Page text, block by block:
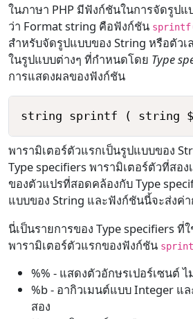
ในภาษา PHP มีฟังก์ชันในการจัดรูปแ
ว่า Format string คือฟังก์ชัน
สำหรับจัดรูปแบบของ String หรือตัวเ
ในรูปแบบต่างๆ ที่กำหนดโดย Type
การแสดงผลของฟังก์ชัน
พารามิเตอร์ตัวแรกเป็นรูปแบบของ
Type specifiers พารามิเตอร์ตัวที่สอ
ของตัวแปรที่สอดคล้องกับ Type
แบบของ String และฟังก์ชันนี้จะส่งค่
นี่เป็นรายการของ Type specifiers ที่
พารามิเตอร์ตัวแรกของฟังก์ชัน
%% - แสดงตัวอักษรเปอร์เซนต์
%b - อากิวเมนต์แบบ Integer แ
สอง